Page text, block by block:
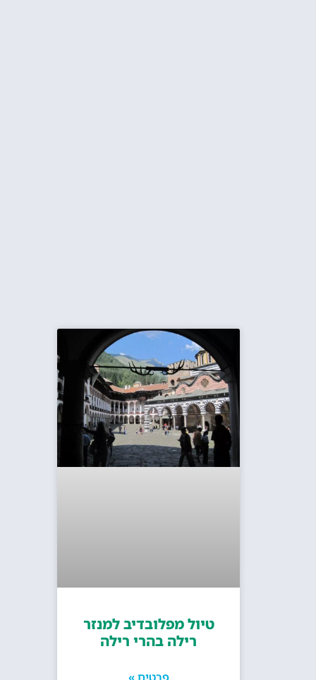
טיול מפלובדיב למנזר
רילה בהרי רילה